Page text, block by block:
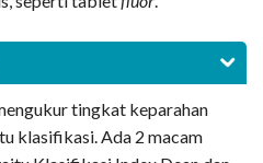
tingkat keparahan
klasifikasi. Ada 2 macam